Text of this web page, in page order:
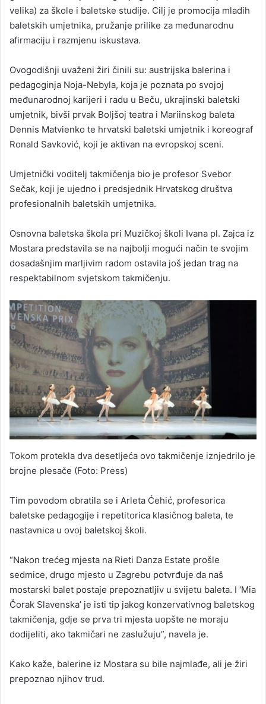
velika) za škole i baletske studije. Cilj je promocija mladih
baletskih umjetnika, pružanje prilike za međunarodnu
afirmaciju i razmjenu iskustava.
Ovogodišnji uvaženi žiri činili su: austrijska balerina i
pedagoginja Noja-Nebyla, koja je poznata po svojoj
međunarodnoj karijeri i radu u Beču, ukrajinski baletski
umjetnik, bivši prvak Boljšoj teatra i Mariinskog baleta
Dennis Matvienko te hrvatski baletski umjetnik i koreograf
Ronald Savković, koji je aktivan na evropskoj sceni.
Umjetnički voditelj takmičenja bio je profesor Svebor
Sečak, koji je ujedno i predsjednik Hrvatskog društva
profesionalnih baletskih umjetnika.
Osnovna baletska škola pri Muzičkoj školi Ivana pl. Zajca iz
Mostara predstavila se na najbolji mogući način te svojim
dosadašnjim marljivim radom ostavila još jedan trag na
respektabilnom svjetskom takmičenju.
Tokom protekla dva desetljeća ovo takmičenje iznjedrilo je
brojne plesače (Foto: Press)
Tim povodom obratila se i Arleta Ćehić, profesorica
baletske pedagogije i repetitorica klasičnog baleta, te
nastavnica u ovoj baletskoj školi.
“Nakon trećeg mjesta na Rieti Danza Estate prošle
sedmice, drugo mjesto u Zagrebu potvrđuje da naš
mostarski balet postaje prepoznatljiv u svijetu baleta. I ‘Mia
Čorak Slavenska’ je isti tip jakog konzervativnog baletskog
takmičenja, gdje se prva tri mjesta uopšte ne moraju
dodijeliti, ako takmičari ne zaslužuju”, navela je.
Kako kaže, balerine iz Mostara su bile najmlađe, ali je žiri
prepoznao njihov trud.